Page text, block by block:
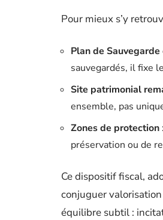
Pour mieux s’y
Plan de
sauvegardés, il fixe
Site patrimonial
ensemble, pas
Zones de protection
préservation ou de
Ce dispositif fiscal,
conjuguer
équilibre subtil :